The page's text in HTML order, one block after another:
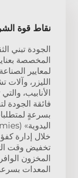
نقاط قوة
الجودة تبني
المخصصة
لمعايير
الليزر، وآلات
الأنابيب،
فائقة الجودة
بسرعةٍ
خلال إدارة
تخفيض وقت
المخزون
المعدات